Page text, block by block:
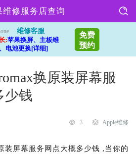
维修服务店查询
维修客服
:苹果换屏、主板维
电池更换[详细]
免费
预约
换原装屏幕服
少钱
3 Apple维修
装屏幕服务网点大概多少钱 ,当你的